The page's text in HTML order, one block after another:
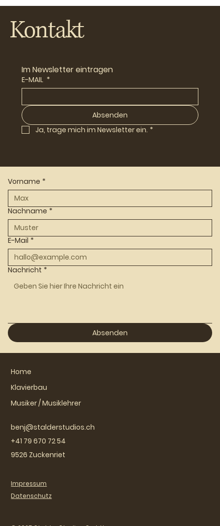
Kontakt
Im Newsletter eintragen
E-MAIL *
Absenden
Ja, trage mich im Newsletter ein. *
Vorname *
Nachname *
E-Mail *
Nachricht *
Absenden
Home
Klavierbau
Musiker / Musiklehrer
benj@stalderstudios.ch
+41 79 670 72 54
9526 Zuckenriet
Impressum
Datenschutz